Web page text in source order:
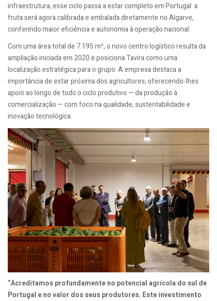
infraestrutura, esse ciclo passa a estar completo em Portugal: a
fruta será agora calibrada e embalada diretamente no Algarve,
conferindo maior eficiência e autonomia à operação nacional.
Com uma área total de 7.195 m², o novo centro logístico resulta da
ampliação iniciada em 2020 e posiciona Tavira como uma
localização estratégica para o grupo. A empresa destaca a
importância de estar próxima dos agricultores, oferecendo-lhes
apoio ao longo de todo o ciclo produtivo — da produção à
comercialização — com foco na qualidade, sustentabilidade e
inovação tecnológica.
“Acreditamos profundamente no potencial agrícola do sul de
Portugal e no valor dos seus produtores. Este investimento